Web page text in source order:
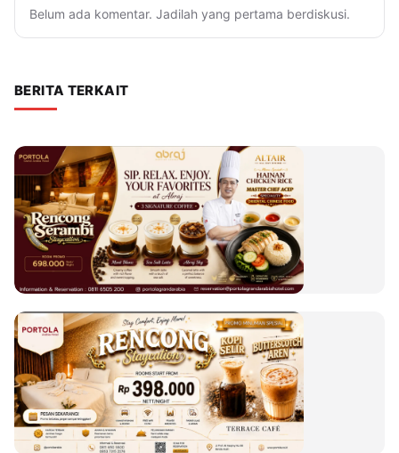
Belum ada komentar. Jadilah yang pertama berdiskusi.
BERITA TERKAIT